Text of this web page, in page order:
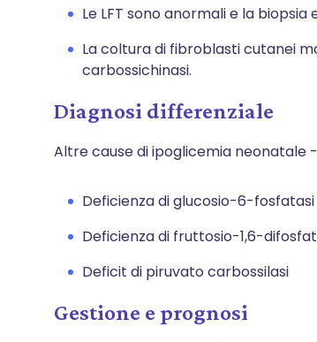
Le LFT sono anormali e la
La coltura di fibroblasti cutanei
carbossichinasi.
Diagnosi differenziale
Altre cause di ipoglicemia neonatale
Deficienza di glucosio-6-fosfatasi
Deficienza di fruttosio-1,6-
Deficit di piruvato carbossilasi
Gestione e prognosi